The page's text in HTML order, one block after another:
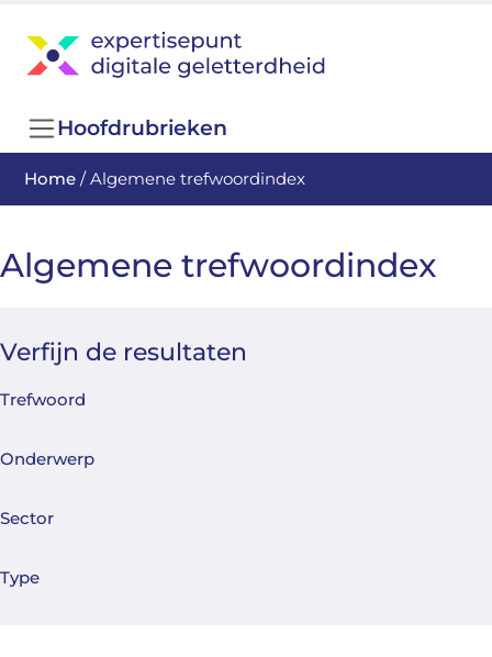
Hoofdrubrieken
Home /Algemene trefwoordindex
Algemene trefwoordindex
Verfijn de resultaten
Trefwoord
Onderwerp
Sector
Type